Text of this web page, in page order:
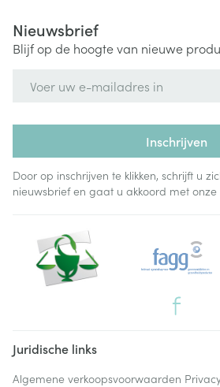
Nieuwsbrief
Blijf op de hoogte van nieuwe
Inschrijven
Door op inschrijven te klikken, schrijft u
nieuwsbrief en gaat u akkoord met onze
Juridische links
Algemene verkoopsvoorwaarden